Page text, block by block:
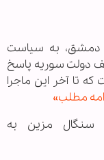
ارسال موشك‌های اس 300 به دمشق، به سیاست
دولت سوریه پاسخ
تا آخر این ماجرا
مطلب»
در سنگال مزين به